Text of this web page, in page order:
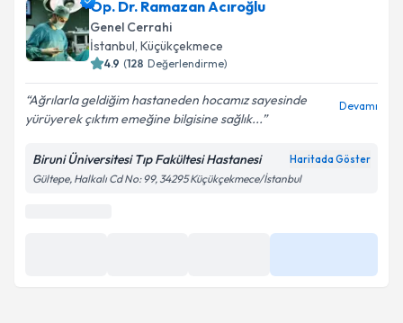
Op. Dr. Ramazan Acıroğlu
Genel Cerrahi
İstanbul, Küçükçekmece
4.9 (128 Değerlendirme)
Ağrılarla geldiğim hastaneden hocamız sayesinde
yürüyerek çıktım emeğine bilgisine sağlık...
Devamı
Biruni Üniversitesi Tıp Fakültesi Hastanesi Haritada Göster
Gültepe, Halkalı Cd No: 99, 34295 Küçükçekmece/İstanbul